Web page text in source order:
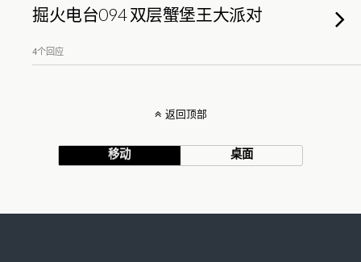
掘火电台094 双层蟹堡王大派对
4个回应
返回顶部
移动 桌面